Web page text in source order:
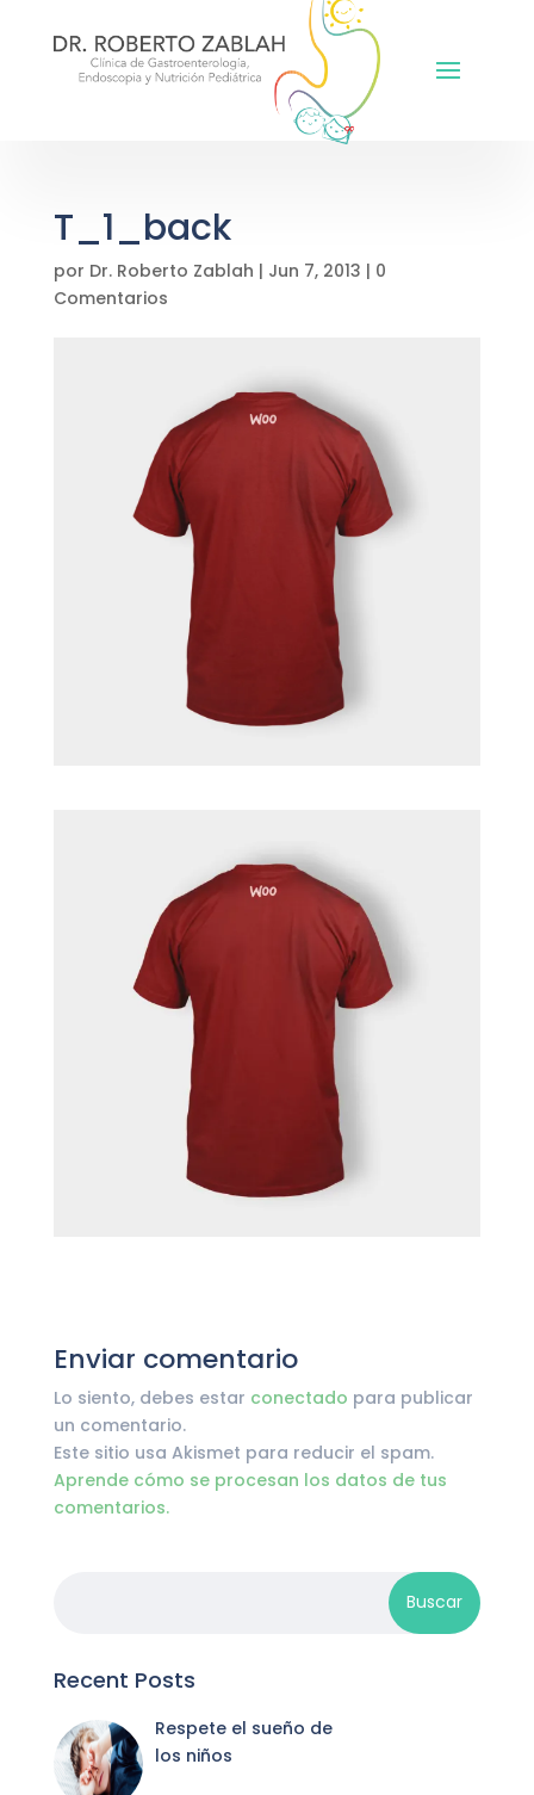
T_1_back
por Dr. Roberto Zablah | Jun 7, 2013 | 0
Comentarios
Enviar comentario
Lo siento, debes estar conectado para publicar
un comentario.
Este sitio usa Akismet para reducir el spam.
Aprende cómo se procesan los datos de tus
comentarios.
Recent Posts
Respete el sueño de
los niños